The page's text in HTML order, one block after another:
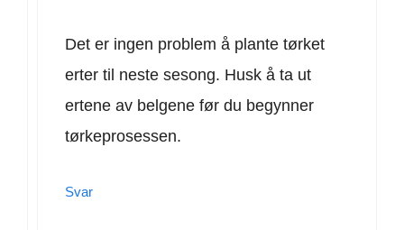
Det er ingen problem å plante tørket
erter til neste sesong. Husk å ta ut
ertene av belgene før du begynner
tørkeprosessen.
Svar